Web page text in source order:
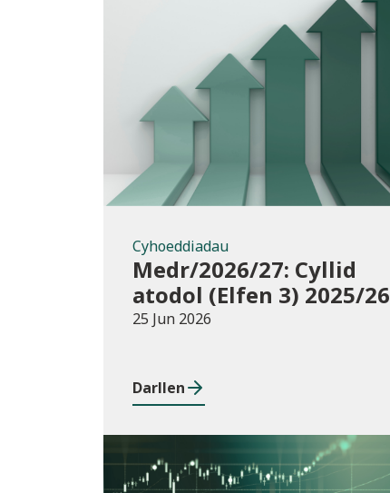
Cyhoeddiadau
Cyhoeddiadau
Medr/2026/27: Cyllid
atodol (Elfen 3) 2025/26
25 Jun 2026
Darllen